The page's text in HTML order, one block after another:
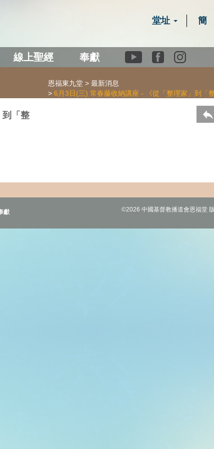
堂址 簡
線上聖經 奉獻
YoutubeFacebook
恩福東九堂
最新消息
6月3日(三) 常春藤收納講座 - 《從「整理家」到「整
到「整
獻 ©2026 中國基督教播道會恩福堂